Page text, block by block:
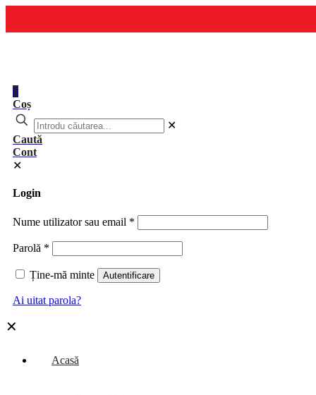
0
Coș
✕
Caută
Cont
✕
Login
Nume utilizator sau email *
Parolă *
Ține-mă minte Autentificare
Ai uitat parola?
✕
Acasă